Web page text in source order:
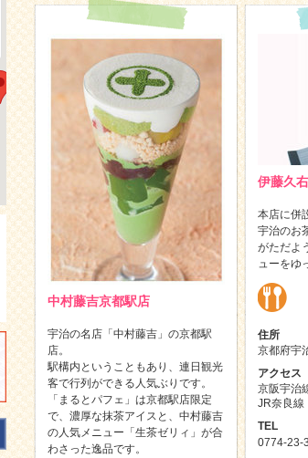
中村藤吉京都駅店
宇治の名店「中村藤吉」の京都駅
店。
駅構内ということもあり、連日観光
客で行列ができる人気ぶりです。
「まるとパフェ」は京都駅店限定
で、濃厚な抹茶アイスと、中村藤吉
の人気メニュー「生茶ゼリィ」が合
わさった逸品です。
伊藤久
本店に併
宇治のお
がただよ
ューをゆ
住所
京都府宇
アクセス
京阪宇治
JR奈良線
TEL
0774-23-